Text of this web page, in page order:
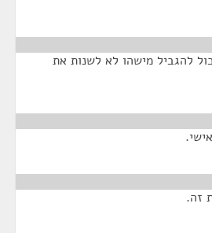
להגביל מישהו לא לשנות את
זה.